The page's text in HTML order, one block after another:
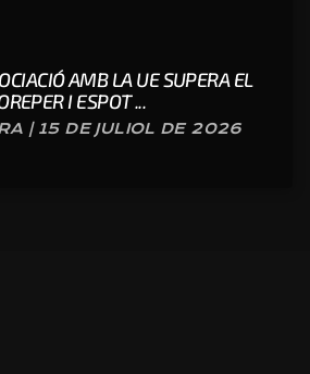
AMB LA UE SUPERA EL
I ESPOT ...
| 15 DE JULIOL DE 2026